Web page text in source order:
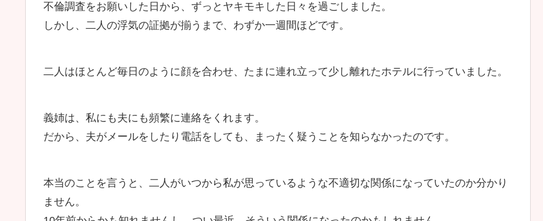
不倫調査をお願いした日から、ずっとヤキモキした日々を過ごしました。
しかし、二人の浮気の証拠が揃うまで、わずか一週間ほどです。
二人はほとんど毎日のように顔を合わせ、たまに連れ立って少し離れたホテルに行っていました。
義姉は、私にも夫にも頻繁に連絡をくれます。
だから、夫がメールをしたり電話をしても、まったく疑うことを知らなかったのです。
本当のことを言うと、二人がいつから私が思っているような不適切な関係になっていたのか分かり
ません。